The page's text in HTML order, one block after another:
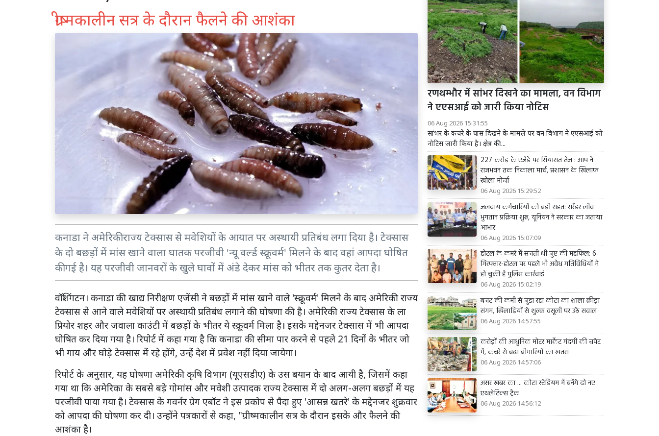
ग्रीष्मकालीन सत्र के दौरान फैलने की आशंका
कनाडा ने अमेरिकी राज्य टेक्सास से मवेशियों के आयात पर अस्थायी प्रतिबंध लगा दिया है। टेक्सास
के दो बछड़ों में मांस खाने वाला घातक परजीवी 'न्यू वर्ल्ड स्क्रूवर्म' मिलने के बाद वहां आपदा घोषित
की गई है। यह परजीवी जानवरों के खुले घावों में अंडे देकर मांस को भीतर तक कुतर देता है।
वॉशिंगटन। कनाडा की खाद्य निरीक्षण एजेंसी ने बछड़ों में मांस खाने वाले 'स्क्रूवर्म' मिलने के बाद अमेरिकी राज्य
टेक्सास से आने वाले मवेशियों पर अस्थायी प्रतिबंध लगाने की घोषणा की है। अमेरिकी राज्य टेक्सास के ला
प्रियोर शहर और जवाला काउंटी में बछड़ों के भीतर ये स्क्रूवर्म मिला है। इसके मद्देनजर टेक्सास में भी आपदा
घोषित कर दिया गया है। रिपोर्ट में कहा गया है कि कनाडा की सीमा पार करने से पहले 21 दिनों के भीतर जो
भी गाय और घोड़े टेक्सास में रहे होंगे, उन्हें देश में प्रवेश नहीं दिया जायेगा।
रिपोर्ट के अनुसार, यह घोषणा अमेरिकी कृषि विभाग (यूएसडीए) के उस बयान के बाद आयी है, जिसमें कहा
गया था कि अमेरिका के सबसे बड़े गोमांस और मवेशी उत्पादक राज्य टेक्सास में दो अलग-अलग बछड़ों में यह
परजीवी पाया गया है। टेक्सास के गवर्नर ग्रेग एबॉट ने इस प्रकोप से पैदा हुए 'आसन्न खतरे' के मद्देनजर शुक्रवार
को आपदा की घोषणा कर दी। उन्होंने पत्रकारों से कहा, "ग्रीष्मकालीन सत्र के दौरान इसके और फैलने की
आशंका है।
रणथम्भौर में सांभर दिखने का मामला, वन विभाग
ने एएसआई को जारी किया नोटिस
06 Aug 2026 15:31:55
सांभर के कचरे के पास दिखने के मामले पर वन विभाग ने एएसआई को
नोटिस जारी किया है। क्षेत्र की...
227 करोड़ के एजेंडे पर सियासत तेज : आप ने
राजभवन तक निकाला मार्च, प्रशासन के खिलाफ
खोला मोर्चा
06 Aug 2026 15:29:52
जलदाय कर्मचारियों को बड़ी राहत: सरेंडर लीव
भुगतान प्रक्रिया शुरू, यूनियन ने सरकार का जताया
आभार
06 Aug 2026 15:07:09
होटल के कमरे में सजती थी जुए की महफिल: 6
गिरफ्तार-होटल पर पहले भी अवैध गतिविधियों में
हो चुकी है पुलिस कार्रवाई
06 Aug 2026 15:02:19
बजट की कमी से जूझ रहा कोटा का शाला क्रीड़ा
संगम, खिलाड़ियों से शुल्क वसूली पर उठे सवाल
06 Aug 2026 14:57:55
करोड़ों की आधुनिक मोटर मार्केट गंदगी की चपेट
में, कचरे से बढ़ा बीमारियों का खतरा
06 Aug 2026 14:57:06
असर खबर का ... कोटा स्टेडियम में बनेंगे दो नए
एथलेटिक्स ट्रैक
06 Aug 2026 14:56:12